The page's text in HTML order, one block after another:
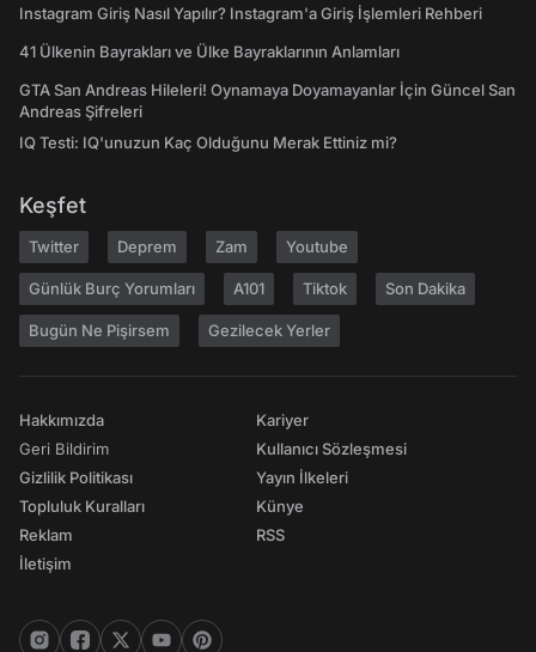
Instagram Giriş Nasıl Yapılır? Instagram'a Giriş İşlemleri Rehberi
41 Ülkenin Bayrakları ve Ülke Bayraklarının Anlamları
GTA San Andreas Hileleri! Oynamaya Doyamayanlar İçin Güncel San
Andreas Şifreleri
IQ Testi: IQ'unuzun Kaç Olduğunu Merak Ettiniz mi?
Keşfet
Twitter Deprem Zam Youtube
Günlük Burç Yorumları A101 Tiktok Son Dakika
Bugün Ne Pişirsem Gezilecek Yerler
Hakkımızda
Geri Bildirim
Gizlilik Politikası
Topluluk Kuralları
Reklam
İletişim
Kariyer
Kullanıcı Sözleşmesi
Yayın İlkeleri
Künye
RSS